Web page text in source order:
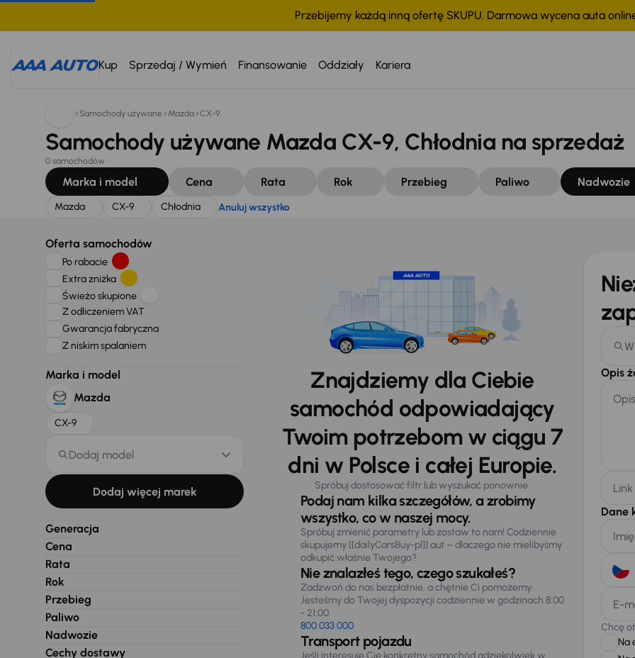
Przebijemy każdą inną ofertę SKUPU. Darmowa wycena auta
Kup Sprzedaj / Wymień Finansowanie Oddziały Kariera
Szukam: Anuluj wszystko
Samochody używane Mazda CX-9
Samochody używane Mazda CX-9, Chłodnia na sprzedaż
0 samochodów
Marka i model Cena Rata Rok Przebieg Paliwo Nadwozie
Mazda CX-9 Chłodnia Anuluj wszystko
Oferta samochodów
Po rabacie
Extra zniżka
Świeżo skupione
Z odliczeniem VAT
Gwarancja fabryczna
Z niskim spalaniem
Marka i model
Mazda
CX-9
Dodaj model
Dodaj więcej marek
Generacja
Cena
Rata
Rok
Przebieg
Paliwo
Nadwozie
Cechy dostawy
Znajdziemy dla Ciebie
samochód odpowiadający
Twoim potrzebom w ciągu 7
dni w Polsce i całej Europie.
Spróbuj dostosować filtr lub wyszukać ponownie.
Podaj nam kilka szczegółów, a zrobimy
wszystko, co w naszej mocy.
Spróbuj zmienić parametry lub zostaw to nam! Codziennie
skupujemy [[dailyCarsBuy-pl]] aut – dlaczego nie mielibyśmy
odkupić właśnie Twojego?
Nie znalazłeś tego, czego szukałeś?
Zadzwoń do nas bezpłatnie, a chętnie Ci pomożemy.
Jesteśmy do Twojej dyspozycji codziennie w godzinach 8:00
- 21:00
800 033 000
Transport pojazdu
Jeśli interesuje Cię konkretny samochód gdziekolwiek w
Opis
Dane
E-
Chcę
Na